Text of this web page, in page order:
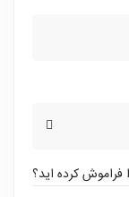
فراموش کرده اید؟